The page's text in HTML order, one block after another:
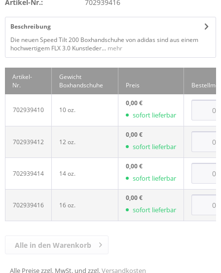
Artikel-Nr.: 702939416
Beschreibung
Die neuen Speed Tilt 200 Boxhandschuhe von adidas sind aus einem
hochwertigem FLX 3.0 Kunstleder... mehr
Artikel-
Nr.
Gewicht
Boxhandschuhe
Preis
702939410 10 oz.
0,00 €
sofort lieferbar
702939412 12 oz.
0,00 €
sofort lieferbar
702939414 14 oz.
0,00 €
sofort lieferbar
702939416 16 oz.
0,00 €
sofort lieferbar
Alle Preise zzgl. MwSt. und zzgl.Versandkosten
Alle in den Warenkorb